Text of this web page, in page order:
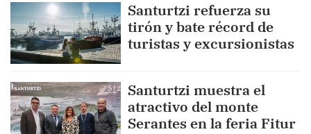
Santurtzi refuerza su
tirón y bate récord de
turistas y excursionistas
Santurtzi muestra el
atractivo del monte
Serantes en la feria Fitur